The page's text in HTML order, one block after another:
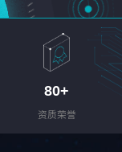
80+
资质荣誉